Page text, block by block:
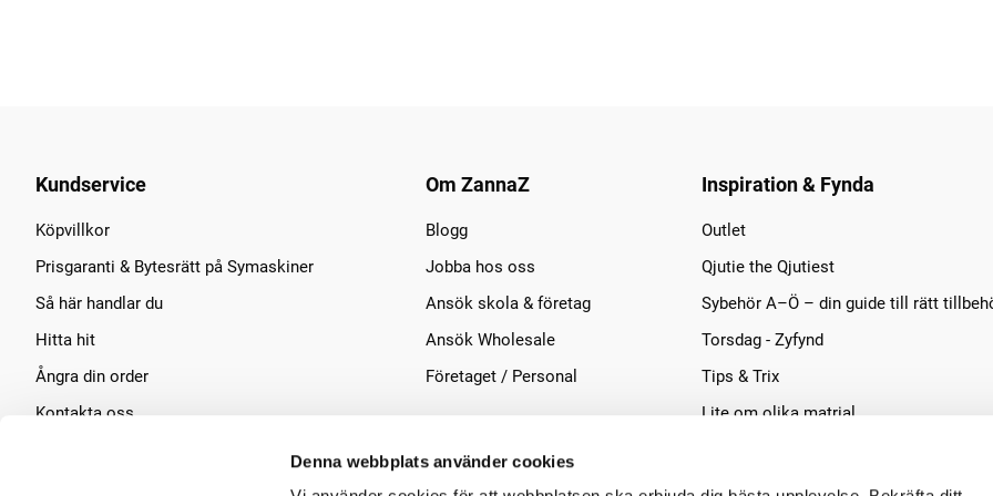
Denna webbplats använder cookies
Kundservice
Köpvillkor
Prisgaranti & Bytesrätt på Symaskiner
Så här handlar du
Hitta hit
Ångra din order
Kontakta oss
Om ZannaZ
Blogg
Jobba hos oss
Ansök skola & företag
Ansök Wholesale
Företaget / Personal
Inspiration & Fynda
Outlet
Qjutie the Qjutiest
Sybehör A–Ö – din guide till rätt
Torsdag - Zyfynd
Tips & Trix
Lite om olika matrial